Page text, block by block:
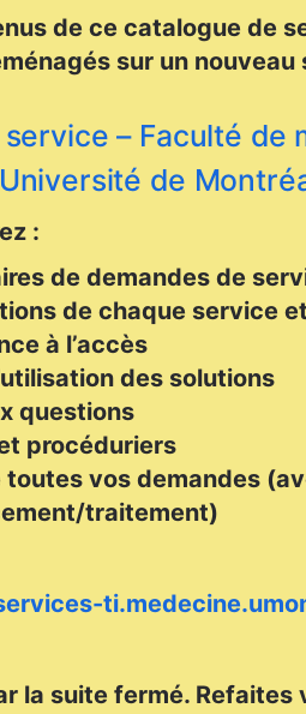
de ce catalogue de
sur un nouveau
– Faculté de
Université de
:
de demandes de
de chaque service
à l’accès
des solutions
questions
procéduriers
toutes vos demandes
traitement)
la suite fermé. Refaites